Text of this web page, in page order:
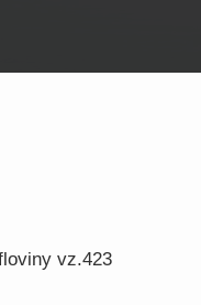
vz.423